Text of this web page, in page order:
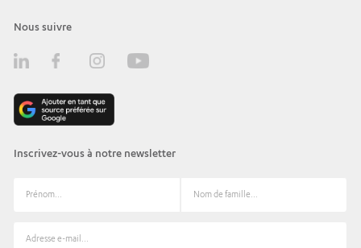
Nous suivre
Inscrivez-vous à notre newsletter